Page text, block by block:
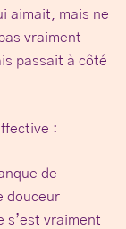
aimait, mais ne
vraiment
passait à côté
:
de
douceur
s’est vraiment